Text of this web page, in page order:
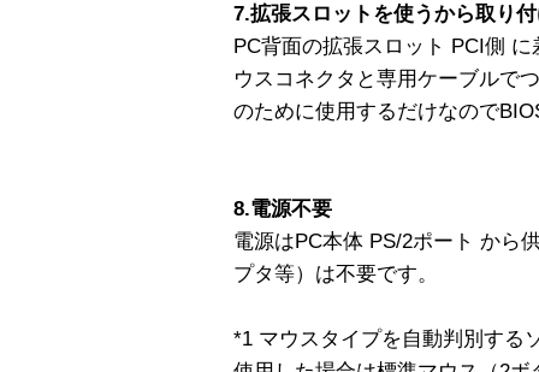
7.拡張スロットを使うから取り
PC背面の拡張スロット PCI側
ウスコネクタと専用ケーブルで
のために使用するだけなので
8.電源不要
電源はPC本体 PS/2ポート から
プタ等）は不要です。
*1 マウスタイプを自動判別する